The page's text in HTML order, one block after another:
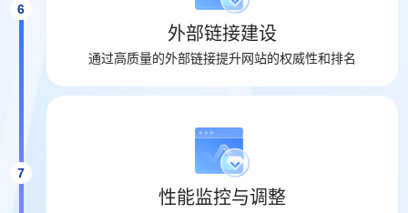
外部链接建设
通过高质量的外部链接提升网站的权威性和排名
6
性能监控与调整
7